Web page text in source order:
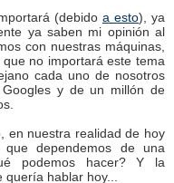
(debido a esto), ya
ya saben mi opinión al
con nuestras máquinas,
no importará este tema
cada uno de nosotros
y de un millón de
en nuestra realidad de hoy
dependemos de una
podemos hacer? Y la
hablar hoy...